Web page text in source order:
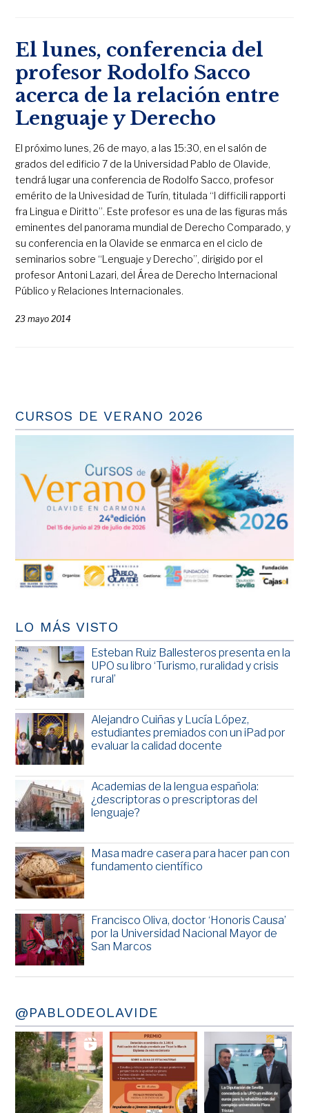
El lunes, conferencia del
profesor Rodolfo Sacco
acerca de la relación entre
Lenguaje y Derecho
El próximo lunes, 26 de mayo, a las 15:30, en el salón de
grados del edificio 7 de la Universidad Pablo de Olavide,
tendrá lugar una conferencia de Rodolfo Sacco, profesor
emérito de la Univesidad de Turín, titulada “I difficili rapporti
fra Lingua e Diritto”. Este profesor es una de las figuras más
eminentes del panorama mundial de Derecho Comparado, y
su conferencia en la Olavide se enmarca en el ciclo de
seminarios sobre “Lenguaje y Derecho”, dirigido por el
profesor Antoni Lazari, del Área de Derecho Internacional
Público y Relaciones Internacionales.
23 mayo 2014
CURSOS DE VERANO 2026
LO MÁS VISTO
Esteban Ruiz Ballesteros presenta en la
UPO su libro ‘Turismo, ruralidad y crisis
rural’
Alejandro Cuiñas y Lucía López,
estudiantes premiados con un iPad por
evaluar la calidad docente
Academias de la lengua española:
¿descriptoras o prescriptoras del
lenguaje?
Masa madre casera para hacer pan con
fundamento científico
Francisco Oliva, doctor ‘Honoris Causa’
por la Universidad Nacional Mayor de
San Marcos
@PABLODEOLAVIDE